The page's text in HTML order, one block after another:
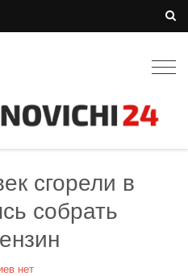
сгорели в
собрать
нет